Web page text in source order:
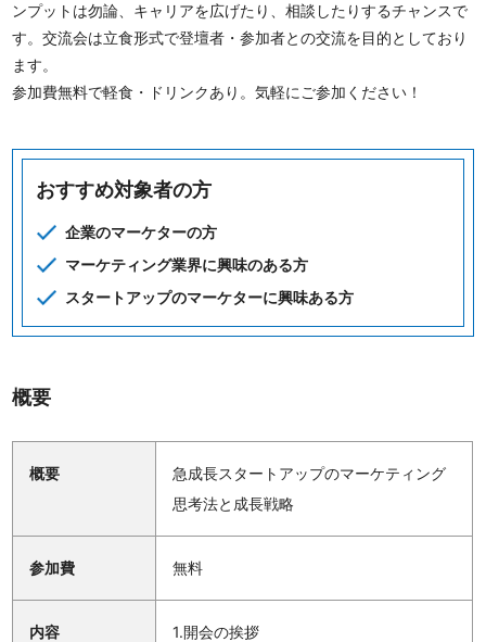
ンプットは勿論、キャリアを広げたり、相談したりするチャンスで
す。交流会は立食形式で登壇者・参加者との交流を目的としており
ます。
参加費無料で軽食・ドリンクあり。気軽にご参加ください！
おすすめ対象者の方
企業のマーケターの方
マーケティング業界に興味のある方
スタートアップのマーケターに興味ある方
概要
概要
急成長スタートアップのマーケティング
思考法と成長戦略
参加費 無料
内容
1.開会の挨拶